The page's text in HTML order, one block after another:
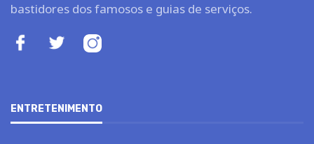
bastidores dos famosos e guias de serviços.
ENTRETENIMENTO